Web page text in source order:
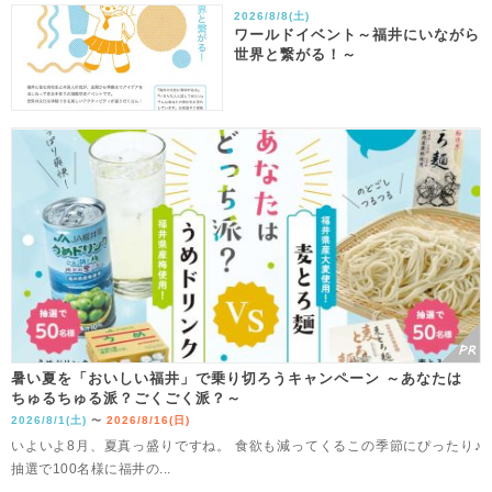
2026/8/8(土)
ワールドイベント～福井にいながら
世界と繋がる！～
暑い夏を「おいしい福井」で乗り切ろうキャンペーン ～あなたは
ちゅるちゅる派？ごくごく派？～
2026/8/1(土) 〜 2026/8/16(日)
いよいよ8月、夏真っ盛りですね。 食欲も減ってくるこの季節にぴったり♪
抽選で100名様に福井の...